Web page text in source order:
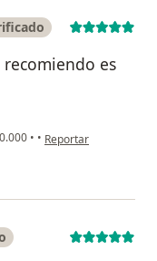
es
• • en opinión del
Reportar